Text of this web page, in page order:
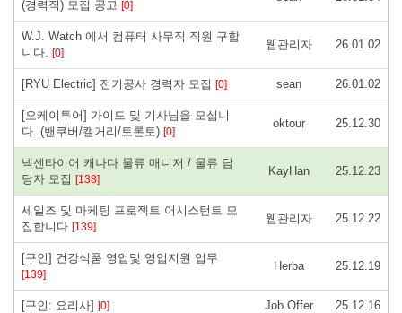
(경력직) 모집 공고 [0]
W.J. Watch 에서 컴퓨터 사무직 직원 구합
니다. [0]
웹관리자 26.01.02
[RYU Electric] 전기공사 경력자 모집 [0] sean 26.01.02
[오케이투어] 가이드 및 기사님을 모십니
다. (밴쿠버/캘거리/토론토) [0]
oktour 25.12.30
넥센타이어 캐나다 물류 매니저 / 물류 담
당자 모집 [138]
KayHan 25.12.23
세일즈 및 마케팅 프로젝트 어시스턴트 모
집합니다 [139]
웹관리자 25.12.22
[구인] 건강식품 영업및 영업지원 업무
[139]
Herba 25.12.19
[구인: 요리사] [0] Job Offer 25.12.16